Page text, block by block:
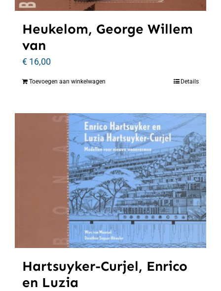
Heukelom, George Willem
van
€ 16,00
Toevoegen aan winkelwagen Details
Hartsuyker-Curjel, Enrico
en Luzia